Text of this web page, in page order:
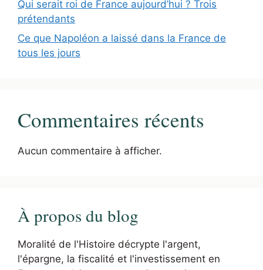
Qui serait roi de France aujourd’hui ? Trois
prétendants
Ce que Napoléon a laissé dans la France de
tous les jours
Commentaires récents
Aucun commentaire à afficher.
À propos du blog
Moralité de l'Histoire décrypte l'argent,
l'épargne, la fiscalité et l'investissement en